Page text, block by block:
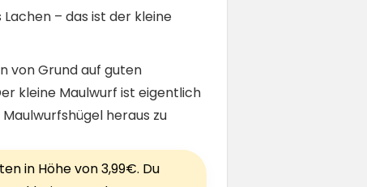
– das ist der kleine
von Grund auf guten
kleine Maulwurf ist eigentlich
heraus zu
in Höhe von 3,99€. Du